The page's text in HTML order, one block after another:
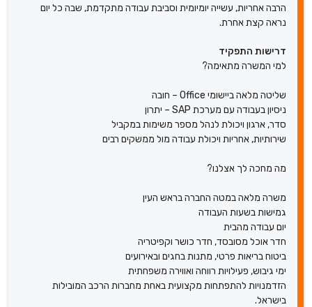
הרבה אחריות, עשייה יומיומית וסביבת עבודה מתקדמת, שבה כל יום
נראה קצת אחרת.
דרישות התפקיד
למי המשרה מתאימה?
שליטה מלאה ביישומי Office – חובה
ניסיון בעבודה עם מערכת SAP – יתרון
סדר, ארגון ויכולת לנהל מספר משימות במקביל
שירותיות, אחריות ויכולת עבודה מול ממשקים רבים
מה מחכה לך אצלנו?
משרה מלאה במטה החברה בראש העין
גמישות בשעות העבודה
יום עבודה מהבית
חדר אוכל מסובסד, חדר כושר וקפיטריה
ביטוח בריאות פרטי, מתנות בחגים ובאירועים
ימי גיבוש, פעילויות רווחה ואווירה משפחתית
הזדמנויות להתפתחות מקצועית באחת מחברות הרכב המובילות
בישראל.